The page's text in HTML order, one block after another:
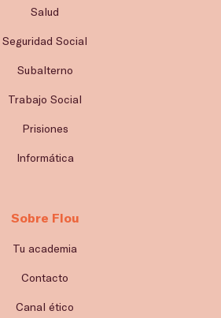
Salud
Seguridad Social
Subalterno
Trabajo Social
Prisiones
Informática
Sobre Flou
Tu academia
Contacto
Canal ético